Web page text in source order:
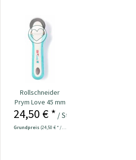
Rollschneider
Prym Love 45 mm
24,50 € * / Stück
Grundpreis (24,50 € * / 1 Stück)